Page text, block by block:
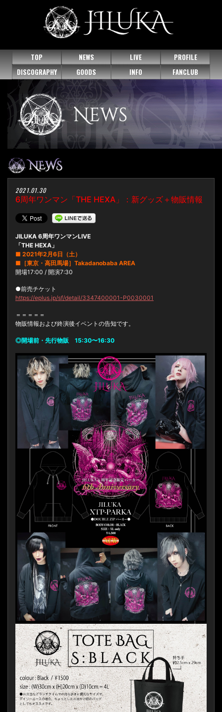
TOP NEWS LIVE
PROFILE
DISCOGRAPHY
GOODS INFO FANCLUB
2021.01.30
6周年ワンマン「THE HEXA」：新グッズ＋物販情報
JILUKA 6周年ワンマンLIVE
「THE HEXA」
■ 2021年2月6日（土）
■［東京・高田馬場］Takadanobaba AREA
開場17:00 / 開演7:30
●前売チケット
https://eplus.jp/sf/detail/3347400001-P0030001
＝＝＝＝＝
物販情報および終演後イベントの告知です。
◎開場前・先行物販 15:30〜16:30